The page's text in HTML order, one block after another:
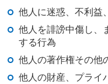
他人に迷惑、不利益
他人を誹謗中傷し、
する行為
他人の著作権その他
他人の財産、プライ